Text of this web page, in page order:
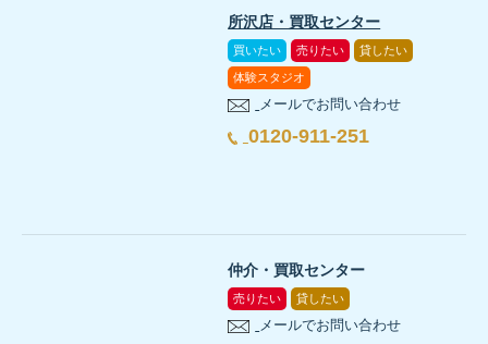
所沢店・買取センター
買いたい 売りたい 貸したい
体験スタジオ
メールでお問い合わせ
0120-911-251
仲介・買取センター
売りたい 貸したい
メールでお問い合わせ